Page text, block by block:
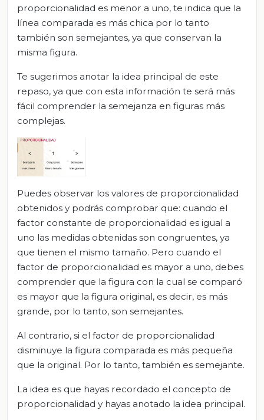
proporcionalidad es menor a uno, te indica que la
línea comparada es más chica por lo tanto
también son semejantes, ya que conservan la
misma figura.
Te sugerimos anotar la idea principal de este
repaso, ya que con esta información te será más
fácil comprender la semejanza en figuras más
complejas.
Puedes observar los valores de proporcionalidad
obtenidos y podrás comprobar que: cuando el
factor constante de proporcionalidad es igual a
uno las medidas obtenidas son congruentes, ya
que tienen el mismo tamaño. Pero cuando el
factor de proporcionalidad es mayor a uno, debes
comprender que la figura con la cual se comparó
es mayor que la figura original, es decir, es más
grande, por lo tanto, son semejantes.
Al contrario, si el factor de proporcionalidad
disminuye la figura comparada es más pequeña
que la original. Por lo tanto, también es semejante.
La idea es que hayas recordado el concepto de
proporcionalidad y hayas anotado la idea principal.